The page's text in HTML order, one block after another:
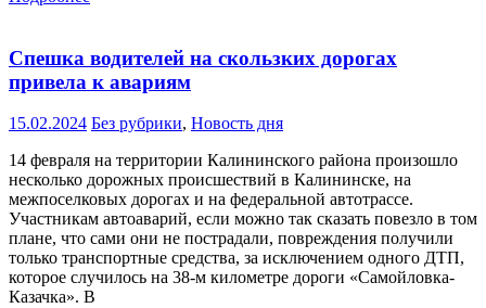
Спешка водителей на скользких дорогах
привела к авариям
15.02.2024 Без рубрики, Новость дня
14 февраля на территории Калининского района произошло
несколько дорожных происшествий в Калининске, на
межпоселковых дорогах и на федеральной автотрассе.
Участникам автоаварий, если можно так сказать повезло в том
плане, что сами они не пострадали, повреждения получили
только транспортные средства, за исключением одного ДТП,
которое случилось на 38-м километре дороги «Самойловка-
Казачка». В